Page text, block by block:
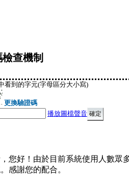
查機制
看到的字元(字母區分大小寫)
更換驗證碼
播放圖檔聲音
您好！由於目前系統使用人數眾
感謝您的配合。